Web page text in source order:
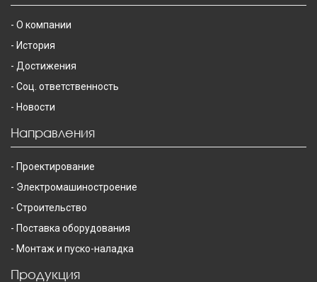
О компании
История
Достижения
Соц. ответственность
Новости
Направления
Проектирование
Электромашиностроение
Строительство
Поставка оборудования
Монтаж и пуско-наладка
Продукция